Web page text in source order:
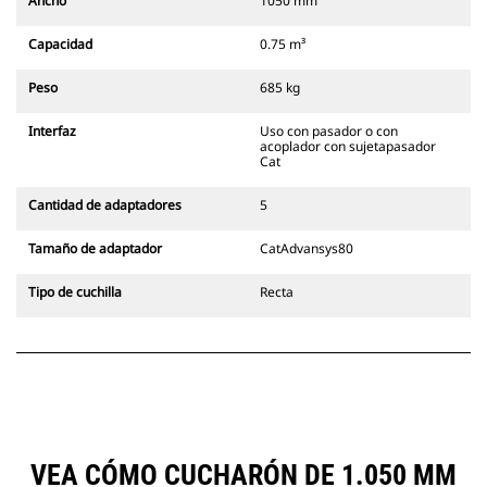
Capacidad 0.75 m³
Peso 685 kg
Interfaz
Uso con pasador o con
acoplador con sujetapasador
Cat
Cantidad de adaptadores 5
Tamaño de adaptador CatAdvansys80
Tipo de cuchilla Recta
VEA CÓMO CUCHARÓN DE 1.050 MM